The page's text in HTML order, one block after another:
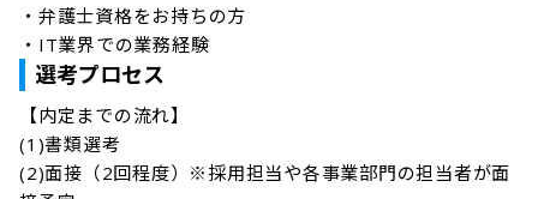
・弁護士資格をお持ちの方
・IT業界での業務経験
選考プロセス
【内定までの流れ】
(1)書類選考
(2)面接（2回程度）※採用担当や各事業部門の担当者が面